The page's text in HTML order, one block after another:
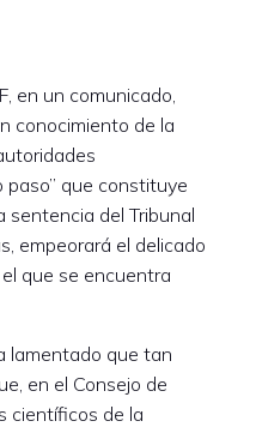
en un comunicado,
conocimiento de la
paso” que constituye
sentencia del Tribunal
empeorará el delicado
que se encuentra
lamentado que tan
en el Consejo de
científicos de la